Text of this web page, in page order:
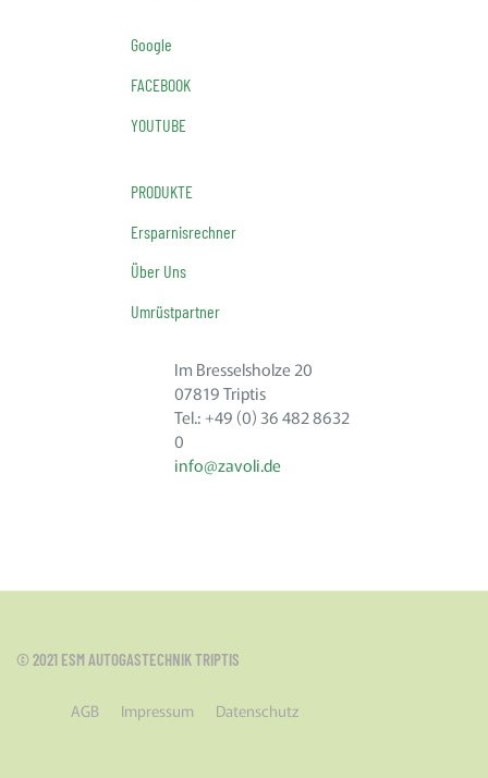
Google
FACEBOOK
YOUTUBE
PRODUKTE
Ersparnisrechner
Über Uns
Umrüstpartner
Im Bresselsholze 20
07819 Triptis
Tel.: +49 (0) 36 482 8632
0
info@zavoli.de
© 2021 ESM AUTOGASTECHNIK TRIPTIS
AGB Impressum Datenschutz